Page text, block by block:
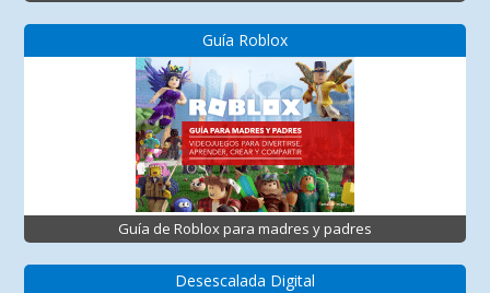
Guía Roblox
Guía de Roblox para madres y padres
Desescalada Digital